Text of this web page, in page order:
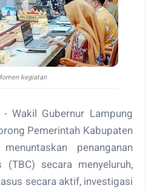
kegiatan
- Wakil Gubernur Lampung
Pemerintah Kabupaten
penanganan
(TBC) secara menyeluruh,
secara aktif, investigasi